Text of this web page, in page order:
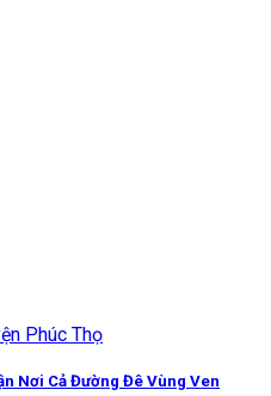
Nơi Cả Đường Đê Vùng Ven